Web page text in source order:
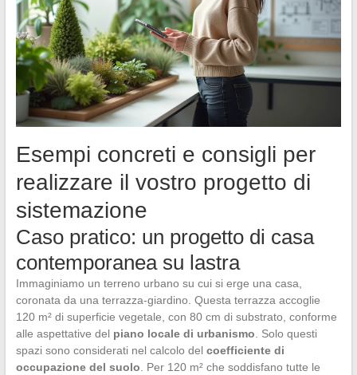
Esempi concreti e consigli per
realizzare il vostro progetto di
sistemazione
Caso pratico: un progetto di casa
contemporanea su lastra
Immaginiamo un terreno urbano su cui si erge una casa,
coronata da una terrazza-giardino. Questa terrazza accoglie
120 m² di superficie vegetale, con 80 cm di substrato, conforme
alle aspettative del piano locale di urbanismo . Solo questi
spazi sono considerati nel calcolo del coefficiente di
occupazione del suolo . Per 120 m² che soddisfano tutte le